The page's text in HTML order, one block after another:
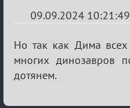
09.09.2024 10:21:49
Re:
Waiting
XI
Но так как Дима
многих динозавров
дотянем.